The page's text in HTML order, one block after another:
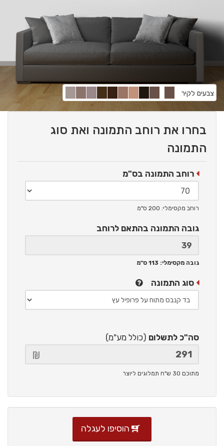
צבעים לקיר
בחרו את רוחב התמונה ואת סוג
התמונה
רוחב התמונה בס"מ
רוחב מקסימלי: 200 ס"מ
גובה התמונה בהתאם לרוחב
גובה מקסימלי: 113 ס"מ
סוג התמונה
סה"כ לתשלום (כולל מע"מ)
מתוכם 30 ש"ח תמלוגים ליוצר
הוסיפו לעגלה